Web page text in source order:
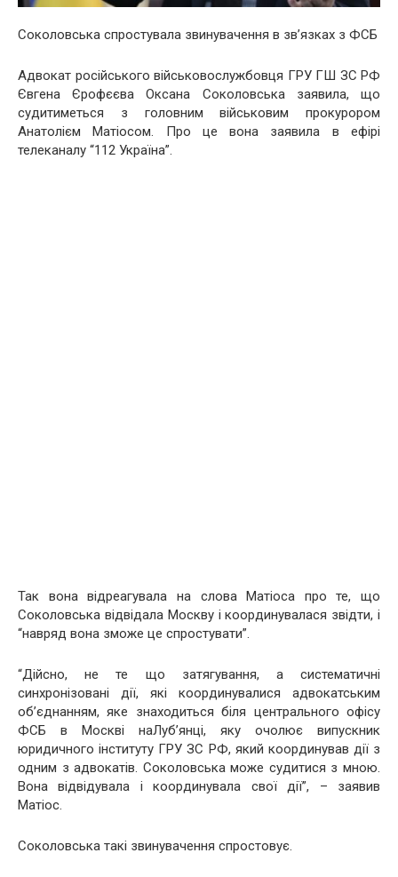
Соколовська спростувала звинувачення в зв’язках з ФСБ
Адвокат російського військовослужбовця ГРУ ГШ ЗС РФ
Євгена Єрофєєва Оксана Соколовська заявила, що
судитиметься з головним військовим прокурором
Анатолієм Матіосом. Про це вона заявила в ефірі
телеканалу “112 Україна”.
Так вона відреагувала на слова Матіоса про те, що
Соколовська відвідала Москву і координувалася звідти, і
“навряд вона зможе це спростувати”.
“Дійсно, не те що затягування, а систематичні
синхронізовані дії, які координувалися адвокатським
об’єднанням, яке знаходиться біля центрального офісу
ФСБ в Москві наЛуб’янці, яку очолює випускник
юридичного інституту ГРУ ЗС РФ, який координував дії з
одним з адвокатів. Соколовська може судитися з мною.
Вона відвідувала і координувала свої дії”, – заявив
Матіос.
Соколовська такі звинувачення спростовує.